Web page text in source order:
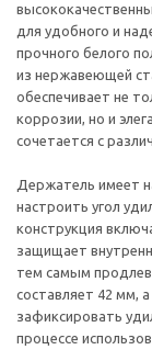
для удобного и
прочного белого
из нержавеющей
обеспечивает не
коррозии, но и
сочетается с
Держатель имеет
настроить угол
конструкция
защищает
тем самым
составляет 42 мм,
зафиксировать
процессе